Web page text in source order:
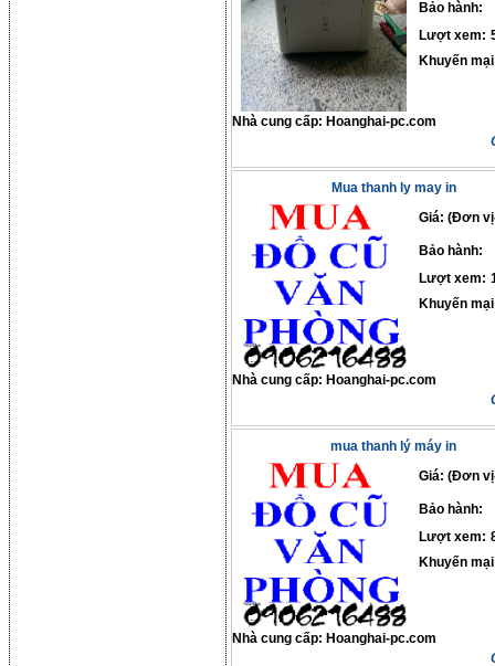
Bảo hành:
Lượt xem:
Khuyến
Nhà cung cấp: Hoanghai-pc.com
Mua thanh ly may in
Giá: (Đơn
Bảo hành:
Lượt xem:
Khuyến
Nhà cung cấp: Hoanghai-pc.com
mua thanh lý máy in
Giá: (Đơn
Bảo hành:
Lượt xem:
Khuyến
Nhà cung cấp: Hoanghai-pc.com